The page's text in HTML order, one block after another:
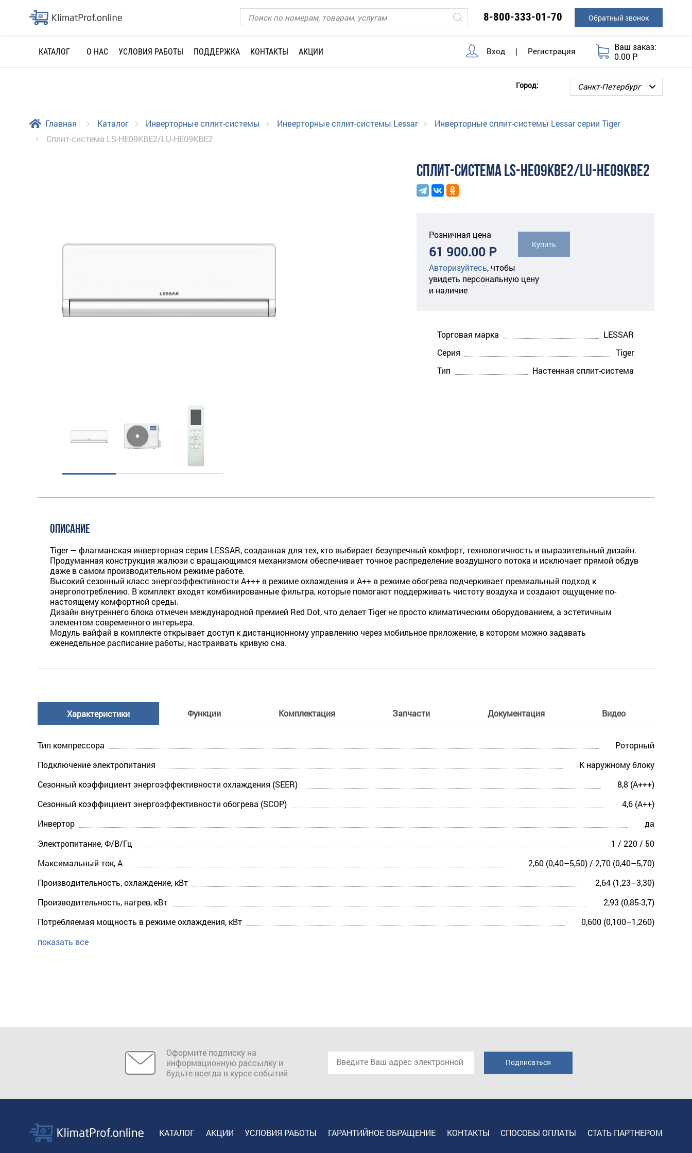
8-800-333-01-70 Обратный звонок
КАТАЛОГ О НАС УСЛОВИЯ РАБОТЫ ПОДДЕРЖКА КОНТАКТЫ АКЦИИ Вход | Регистрация
Ваш заказ:
0.00 Р
Город:
Главная Каталог Инверторные сплит-системы Инверторные сплит-системы Lessar
Инверторные сплит-системы Lessar серии Tiger
Сплит-система LS-HE09KBE2/LU-HE09KBE2
СПЛИТ-СИСТЕМА LS-HE09KBE2/LU-HE09KBE2
Розничная цена
61 900.00 Р
Авторизуйтесь, чтобы
увидеть персональную цену
и наличие
Купить
Торговая марка
LESSAR
Серия
Tiger
Тип
Настенная сплит-система
ОПИСАНИЕ
Tiger — флагманская инверторная серия LESSAR, созданная для тех, кто выбирает безупречный комфорт, технологичность и выразительный дизайн.
Продуманная конструкция жалюзи с вращающимся механизмом обеспечивает точное распределение воздушного потока и исключает прямой обдув
даже в самом производительном режиме работе.
Высокий сезонный класс энергоэффективности A+++ в режиме охлаждения и A++ в режиме обогрева подчеркивает премиальный подход к
энергопотреблению. В комплект входят комбинированные фильтра, которые помогают поддерживать чистоту воздуха и создают ощущение по-
настоящему комфортной среды.
Дизайн внутреннего блока отмечен международной премией Red Dot, что делает Tiger не просто климатическим оборудованием, а эстетичным
элементом современного интерьера.
Модуль вайфай в комплекте открывает доступ к дистанционному управлению через мобильное приложение, в котором можно задавать
еженедельное расписание работы, настраивать кривую сна.
Характеристики Функции Комплектация Запчасти Документация Видео
Тип компрессора
Роторный
Подключение электропитания
К наружному блоку
Сезонный коэффициент энергоэффективности охлаждения (SEER)
8,8 (A+++)
Сезонный коэффициент энергоэффективности обогрева (SCOP)
4,6 (A++)
Инвертор
да
Электропитание, Ф/В/Гц
1 / 220 / 50
Максимальный ток, А
2,60 (0,40–5,50) / 2,70 (0,40–5,70)
Производительность, охлаждение, кВт
2,64 (1,23–3,30)
Производительность, нагрев, кВт
2,93 (0,85-3,7)
Потребляемая мощность в режиме охлаждения, кВт
0,600 (0,100–1,260)
показать все
Оформите подписку на
информационную рассылку и
будьте всегда в курсе событий
КАТАЛОГ АКЦИИ УСЛОВИЯ РАБОТЫ ГАРАНТИЙНОЕ ОБРАЩЕНИЕ КОНТАКТЫ СПОСОБЫ ОПЛАТЫ СТАТЬ ПАРТНЕРОМ